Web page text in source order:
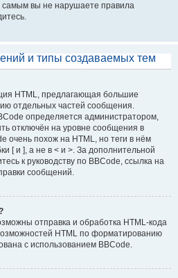
самым вы не нарушаете правила
и типы создаваемых тем
HTML, предлагающая большие
отдельных частей сообщения.
определяется администратором,
отключён на уровне сообщения в
очень похож на HTML, но теги в нём
[ и ], а не в < и >. За дополнительной
к руководству по BBCode, ссылка на
сообщений.
отправка и обработка HTML-кода
HTML по форматированию
с использованием BBCode.